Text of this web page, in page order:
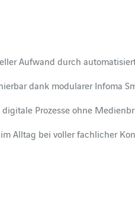
Aufwand durch
dank modularer Infoma
Prozesse ohne
Alltag bei voller fachlicher